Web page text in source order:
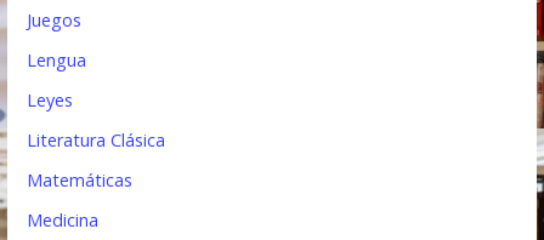
Juegos
Lengua
Leyes
Literatura Clásica
Matemáticas
Medicina